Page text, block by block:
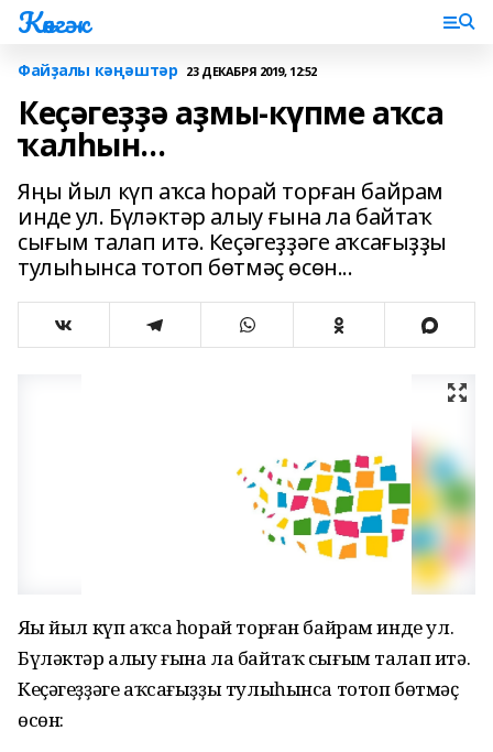
Көнгәк
Файҙалы кәңәштәр 23 ДЕКАБРЯ 2019, 12:52
Кеҫәгеҙҙә аҙмы-күпме аҡса
ҡалһын...
Яңы йыл күп аҡса һорай торған байрам
инде ул. Бүләктәр алыу ғына ла байтаҡ
сығым талап итә. Кеҫәгеҙҙәге аҡсағыҙҙы
тулыһынса тотоп бөтмәҫ өсөн...
Яңы йыл күп аҡса һорай торған байрам инде ул.
Бүләктәр алыу ғына ла байтаҡ сығым талап итә.
Кеҫәгеҙҙәге аҡсағыҙҙы тулыһынса тотоп бөтмәҫ
өсөн: